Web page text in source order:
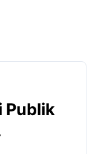
Publik